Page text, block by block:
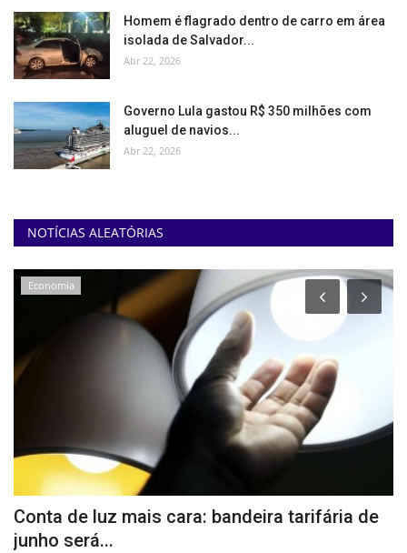
Homem é flagrado dentro de carro em área
isolada de Salvador...
Abr 22, 2026
Governo Lula gastou R$ 350 milhões com
aluguel de navios...
Abr 22, 2026
NOTÍCIAS ALEATÓRIAS
Economia
Conta de luz mais cara: bandeira tarifária de
junho será...